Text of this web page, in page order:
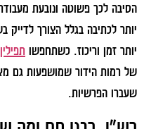
הסיבה לכך פשוטה ונובעת
יותר לכתיבה בגלל הצורך לדייק
יותר זמן וריכוז. כשתחפשו
של רמות הידור שמושפעות גם
שעברו הפרשיות.